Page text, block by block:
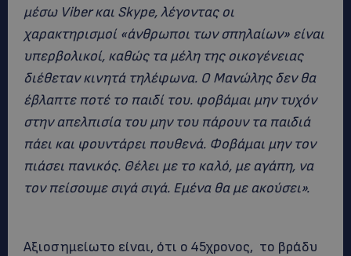
μέσω Viber και Skype, λέγοντας οι
χαρακτηρισμοί «άνθρωποι των σπηλαίων» είναι
υπερβολικοί, καθώς τα μέλη της οικογένειας
διέθεταν κινητά τηλέφωνα. Ο Μανώλης δεν θα
έβλαπτε ποτέ το παιδί του. φοβάμαι μην τυχόν
στην απελπισία του μην του πάρουν τα παιδιά
πάει και φουντάρει πουθενά. Φοβάμαι μην τον
πιάσει πανικός. Θέλει με το καλό, με αγάπη, να
τον πείσουμε σιγά σιγά. Εμένα θα με ακούσει».
Αξιοσημείωτο είναι, ότι ο 45χρονος, το βράδυ